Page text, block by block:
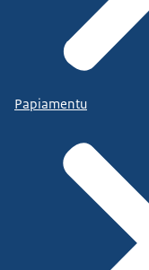
Papiamentu